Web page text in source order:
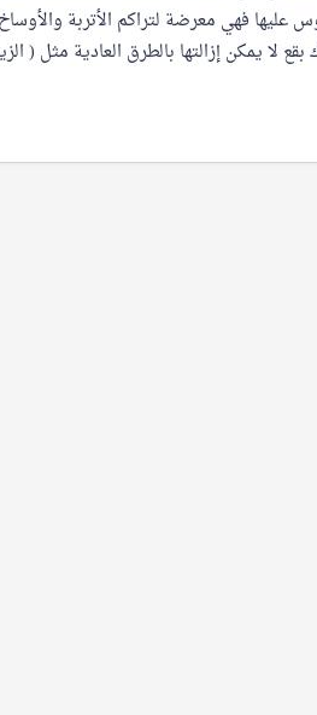
عليها فهي معرضة لتراكم الأتربة
بقع لا يمكن إزالتها بالطرق العادية مثل (